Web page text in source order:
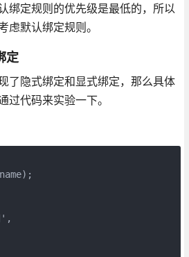
绑定规则的优先级是最低的，所以
虑默认绑定规则。
定
了隐式绑定和显式绑定，那么具体
过代码来实验一下。